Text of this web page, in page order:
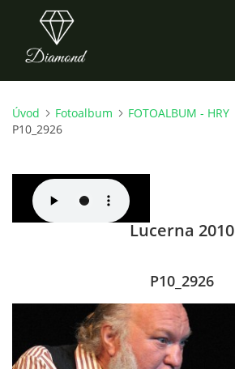
ÚVOD
O NÁS
CO NOVÉHO ZKOUŠÍME
KDY, KDE A CO HRAJEME
Úvod Fotoalbum FOTOALBUM - HRY
P10_2926
Lucerna 2010
P10_2926